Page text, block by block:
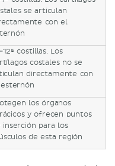
se articulan
con el
12ª costillas. Los
costales no se
directamente con
los órganos
y ofrecen puntos
inserción para los
de esta región